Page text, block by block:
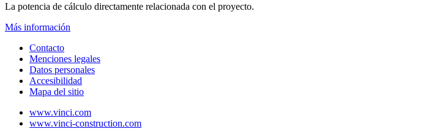
La potencia de cálculo directamente relacionada con el proyecto.
Más información
Contacto
Menciones legales
Datos personales
Accesibilidad
Mapa del sitio
www.vinci.com
www.vinci-construction.com